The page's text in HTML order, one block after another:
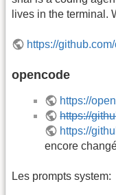
lives in the terminal.
https://
opencode
https://
https://
https://
encore
Les prompts system: